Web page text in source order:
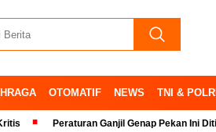
OTOMATIF NEWS TNI & POLRI
Peraturan Ganjil Genap Pekan Ini Ditiadakan